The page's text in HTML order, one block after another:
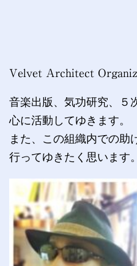
Velvet Architect
音楽出版、気功研究、５
心に活動してゆきます。
また、この組織内での助
行ってゆきたく思います。